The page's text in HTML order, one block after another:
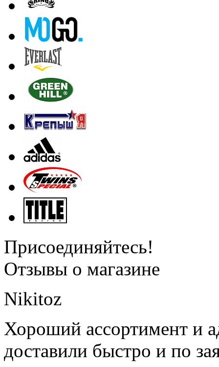
Присоединяйтесь!
Отзывы о магазине
Nikitoz
Хороший ассортимент и
доставили быстро и по